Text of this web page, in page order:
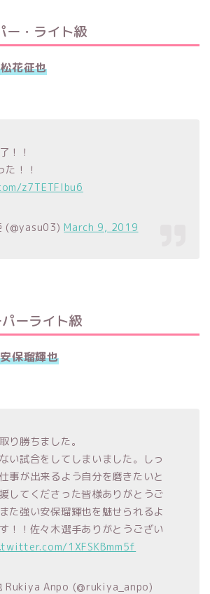
ー・ライト級
松花征也
！！
た！！
z7TETFlbu6
(@yasu03)March 9, 2019
ーライト級
安保瑠輝也
り勝ちました。
い試合をしてしまいました。しっ
事が出来るよう自分を磨きたいと
してくださった皆様ありがとうご
た強い安保瑠輝也を魅せられるよ
！！佐々木選手ありがとうござい
1XFSKBmm5f
Rukiya Anpo (@rukiya_anpo)